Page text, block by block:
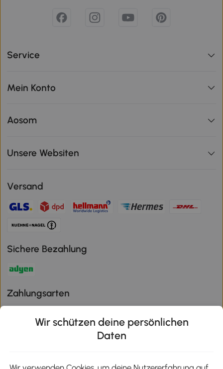
Service
Mein Konto
Aosom
Unsere Websiten
Versand
Sichere Bezahlung
Zahlungsarten
Wir schützen deine persönlichen
Daten